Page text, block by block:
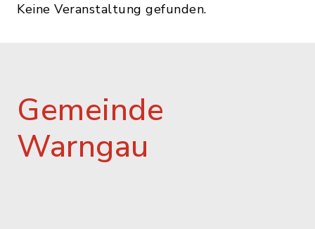
Keine Veranstaltung gefunden.
Gemeinde
Warngau